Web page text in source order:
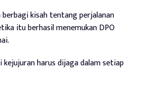
kisah tentang perjalanan
itu berhasil menemukan DPO
harus dijaga dalam setiap